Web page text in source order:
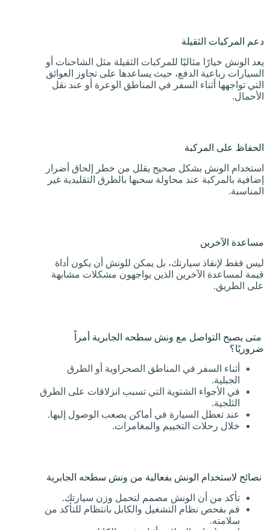
دعم المركبات الثقيلة
يعد الونش خيارًا مثاليًا للمركبات الثقيلة مثل الشاحنات أو
السيارات رباعية الدفع، حيث يساعدها على تجاوز العوائق
التي تواجهها أثناء السفر في المناطق الوعرة أو عند نقل
الأحمال.
الحفاظ على المركبة
استخدام الونش بشكل صحيح يقلل من خطر إلحاق أضرار
إضافية بالمركبة عند محاولة سحبها بالطرق التقليدية غير
المناسبة.
مساعدة الآخرين
ليس فقط لإنقاذ سيارتك، بل يمكن للونش أن يكون أداة
قيمة لمساعدة الآخرين الذين يواجهون مشكلات مشابهة
على الطريق.
متى يصبح التواصل مع ونش سطحه الجابرية أمراً
ضروريًا؟
أثناء السفر في المناطق الصحراوية أو الطرق
الجبلية.
في الأجواء الشتوية التي تسبب انزلاقات على الطرق
الثلجية.
عند تعطل السيارة في أماكن يصعب الوصول إليها.
خلال رحلات التخييم والمغامرات.
نصائح لاستخدام الونش بفعالية من ونش سطحه الجابرية
تأكد من أن الونش مصمم لتحمل وزن سيارتك.
قم بفحص نظام التشغيل والكابل بانتظام للتأكد من
سلامته.